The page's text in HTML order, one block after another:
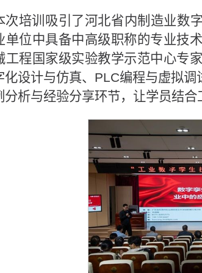
次培训吸引了河北省内制造业数
单位中具备中高级职称的专业技
工程国家级实验教学示范中心专
化设计与仿真、PLC编程与虚拟
分析与经验分享环节，让学员结合